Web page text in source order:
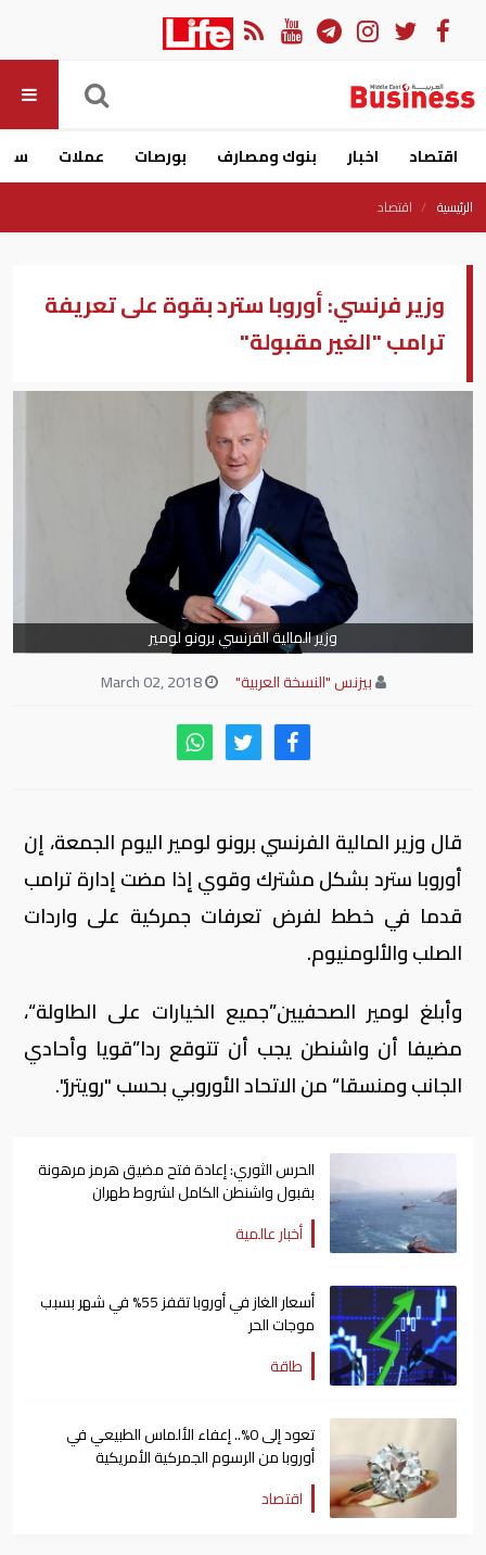
اقتصاد اخبار بنوك ومصارف بورصات عملات
الرئيسية اقتصاد
وزير فرنسي: أوروبا سترد بقوة على تعريفة
ترامب "الغير مقبولة"
وزير المالية الفرنسي برونو لومير
بيزنس "النسخة العربية"
March 02, 2018
قال وزير المالية الفرنسي برونو لومير اليوم الجمعة، إن
أوروبا سترد بشكل مشترك وقوي إذا مضت إدارة ترامب
قدما في خطط لفرض تعرفات جمركية على واردات
الصلب والألومنيوم.
وأبلغ لومير الصحفيين”جميع الخيارات على الطاولة“،
مضيفا أن واشنطن يجب أن تتوقع ردا”قويا وأحادي
الجانب ومنسقا“ من الاتحاد الأوروبي بحسب "رويترز".
الحرس الثوري: إعادة فتح مضيق هرمز مرهونة
بقبول واشنطن الكامل لشروط طهران
أخبار عالمية
أسعار الغاز في أوروبا تقفز 55% في شهر بسبب
موجات الحر
طاقة
تعود إلى 0%.. إعفاء الألماس الطبيعي في
أوروبا من الرسوم الجمركية الأمريكية
اقتصاد